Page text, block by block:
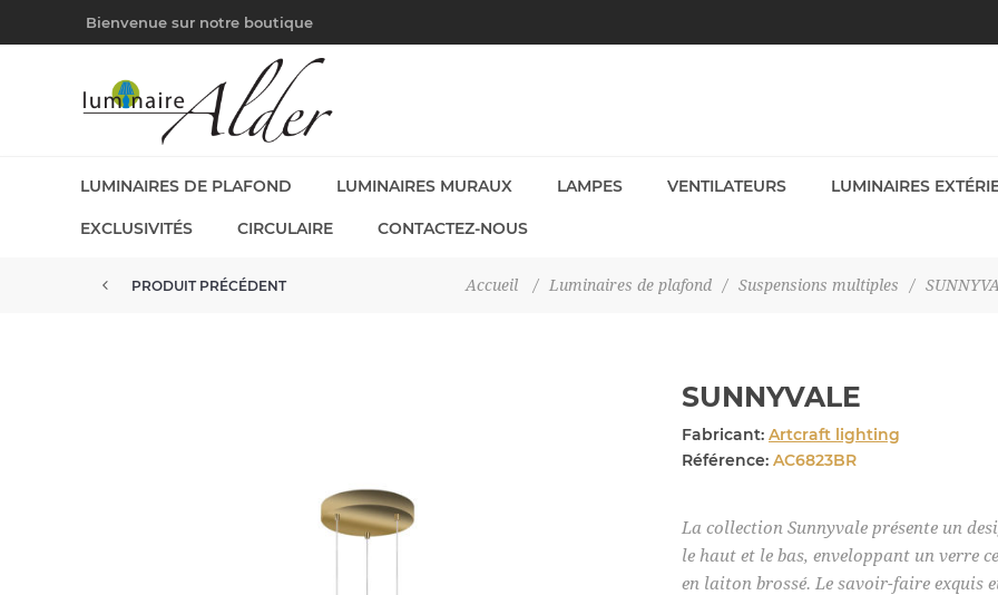
Bienvenue sur notre boutique
LUMINAIRES DE PLAFOND LUMINAIRES MURAUX LAMPES VENTILATEURS LUMINAIRES
EXCLUSIVITÉS CIRCULAIRE CONTACTEZ-NOUS
Accueil / Luminaires de plafond / Suspensions multiples /
PRODUIT PRÉCÉDENT
SUNNYVALE
Fabricant: Artcraft lighting
Référence: AC6823BR
La collection Sunnyvale présente un
le haut et le bas, enveloppant un verre
en laiton brossé. Le savoir-faire